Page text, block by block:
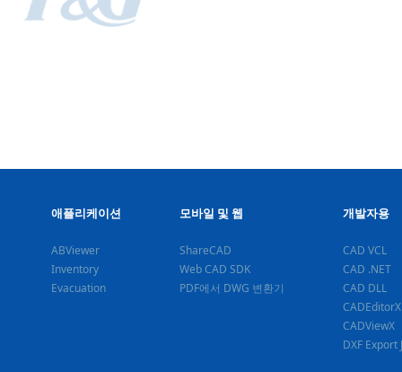
애플리케이션
ABViewer
Inventory
Evacuation
모바일 및 웹
ShareCAD
Web CAD SDK
PDF에서 DWG 변환기
개발자용
CAD VCL
CAD .NET
CAD DLL
CADEditorX
CADViewX
DXF Export